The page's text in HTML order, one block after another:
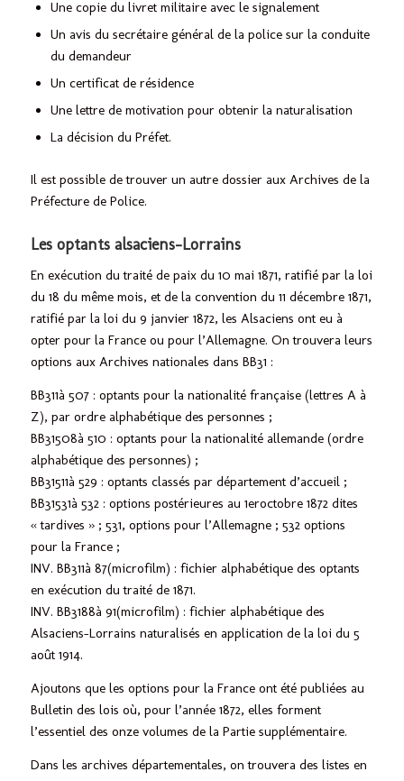
Une copie du livret militaire avec le signalement
Un avis du secrétaire général de la police sur la conduite
du demandeur
Un certificat de résidence
Une lettre de motivation pour obtenir la naturalisation
La décision du Préfet.
Il est possible de trouver un autre dossier aux Archives de la
Préfecture de Police.
Les optants alsaciens-Lorrains
En exécution du traité de paix du 10 mai 1871, ratifié par la loi
du 18 du même mois, et de la convention du 11 décembre 1871,
ratifié par la loi du 9 janvier 1872, les Alsaciens ont eu à
opter pour la France ou pour l’Allemagne. On trouvera leurs
options aux Archives nationales dans BB31 :
BB311à 507 : optants pour la nationalité française (lettres A à
Z), par ordre alphabétique des personnes ;
BB31508à 510 : optants pour la nationalité allemande (ordre
alphabétique des personnes) ;
BB31511à 529 : optants classés par département d’accueil ;
BB31531à 532 : options postérieures au 1eroctobre 1872 dites
« tardives » ; 531, options pour l’Allemagne ; 532 options
pour la France ;
INV. BB311à 87(microfilm) : fichier alphabétique des optants
en exécution du traité de 1871.
INV. BB3188à 91(microfilm) : fichier alphabétique des
Alsaciens-Lorrains naturalisés en application de la loi du 5
août 1914.
Ajoutons que les options pour la France ont été publiées au
Bulletin des lois où, pour l’année 1872, elles forment
l’essentiel des onze volumes de la Partie supplémentaire.
Dans les archives départementales, on trouvera des listes en